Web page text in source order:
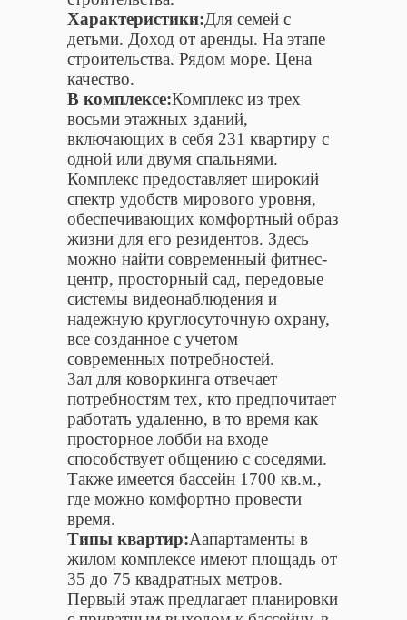
Характеристики:Для семей с
детьми. Доход от аренды. На этапе
строительства. Рядом море. Цена
качество.
В комплексе:Комплекс из трех
восьми этажных зданий,
включающих в себя 231 квартиру с
одной или двумя спальнями.
Комплекс предоставляет широкий
спектр удобств мирового уровня,
обеспечивающих комфортный образ
жизни для его резидентов. Здесь
можно найти современный фитнес-
центр, просторный сад, передовые
системы видеонаблюдения и
надежную круглосуточную охрану,
все созданное с учетом
современных потребностей.
Зал для коворкинга отвечает
потребностям тех, кто предпочитает
работать удаленно, в то время как
просторное лобби на входе
способствует общению с соседями.
Также имеется бассейн 1700 кв.м.,
где можно комфортно провести
время.
Типы квартир:Аапартаменты в
жилом комплексе имеют площадь от
35 до 75 квадратных метров.
Первый этаж предлагает планировки